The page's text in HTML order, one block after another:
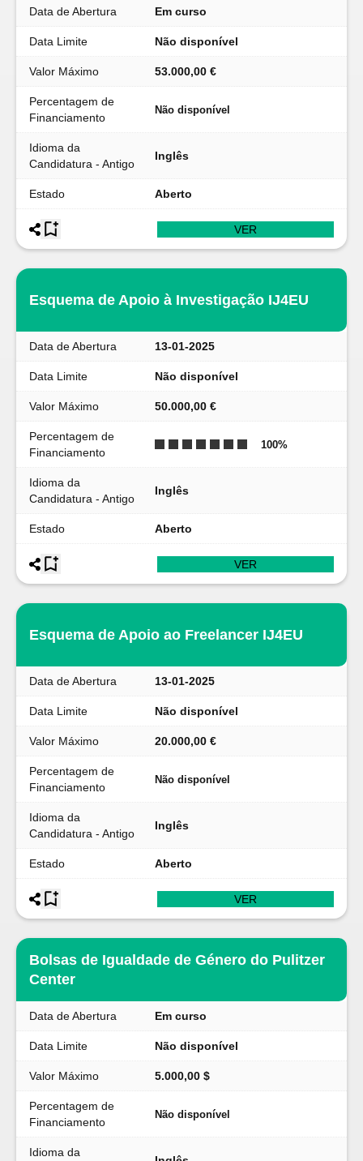
Data de Abertura Em curso
Data Limite Não disponível
Valor Máximo 53.000,00 €
Percentagem de
Financiamento
Não disponível
Idioma da
Candidatura - Antigo
Inglês
Estado Aberto
VER
Esquema de Apoio à Investigação IJ4EU
Data de Abertura 13-01-2025
Data Limite Não disponível
Valor Máximo 50.000,00 €
Percentagem de
Financiamento
100%
Idioma da
Candidatura - Antigo
Inglês
Estado Aberto
VER
Esquema de Apoio ao Freelancer IJ4EU
Data de Abertura 13-01-2025
Data Limite Não disponível
Valor Máximo 20.000,00 €
Percentagem de
Financiamento
Não disponível
Idioma da
Candidatura - Antigo
Inglês
Estado Aberto
VER
Bolsas de Igualdade de Género do Pulitzer
Center
Data de Abertura Em curso
Data Limite Não disponível
Valor Máximo 5.000,00 $
Percentagem de
Financiamento
Não disponível
Idioma da